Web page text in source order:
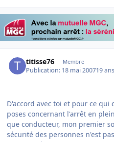
titisse76 Membre
Publication: 18 mai 200719 ans
D'accord avec toi et pour ce
poses concernant l'arrêt en
que conducteur, mon premier
sécurité des personnes n'est